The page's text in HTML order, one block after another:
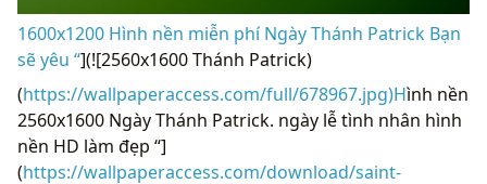
1600x1200 Hình nền miễn phí Ngày Thánh Patrick Bạn
sẽ yêu “](![2560x1600 Thánh Patrick)
(https://wallpaperaccess.com/full/678967.jpg)Hình nền
2560x1600 Ngày Thánh Patrick. ngày lễ tình nhân hình
nền HD làm đẹp “]
(https://wallpaperaccess.com/download/saint-